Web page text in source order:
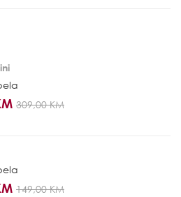
309,00 KM
149,00 KM